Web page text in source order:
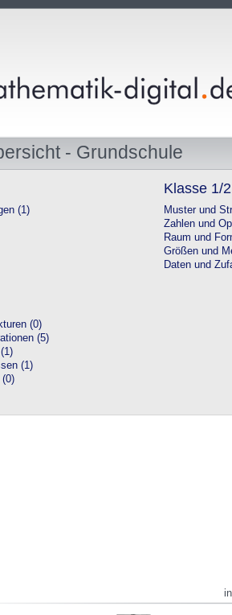
- Grundschule
(1)
Klasse 1/2
Muster und
Zahlen und
Raum und
Größen und
Daten und
(0)
(5)
(1)
(0)